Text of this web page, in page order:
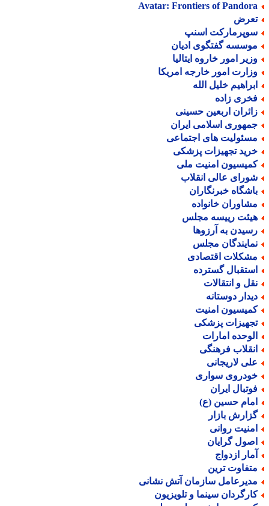
Avatar: Frontiers of
اسنپ
گفتگوی ادیان
امور خاروه ایتالیا
امور خارجه امریکا
خلیل الله
زاده
اربعین حسینی
اسلامی ایران
های اجتماعی
تجهیزات پزشکی
امنیت ملی
عالی انقلاب
خبرنگاران
خانواده
رییسه مجلس
به آرزوها
مجلس
اقتصادی
گسترده
و انتقالات
دوستانه
امنیت
پزشکی
امارات
فرهنگی
لاریجانی
سواری
ایران
حسین (ع)
بازار
روانی
گرایان
ازدواج
ترین
سازمان آتش نشانی
سینما و تلویزیون